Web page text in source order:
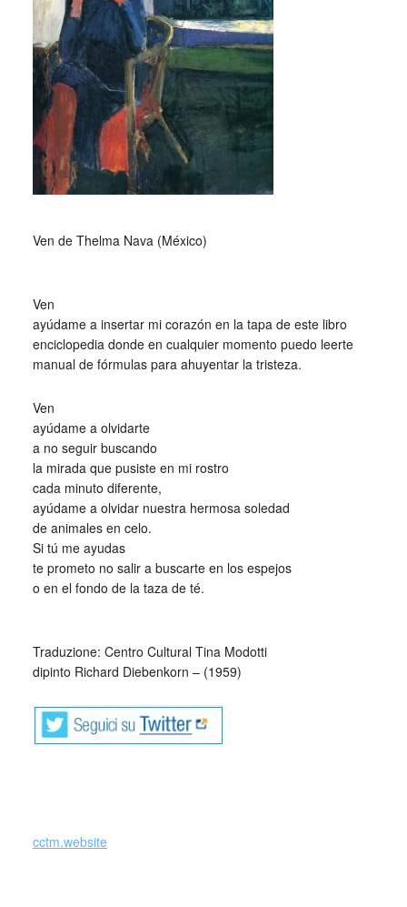
Ven de Thelma Nava (México)
Ven
ayúdame a insertar mi corazón en la tapa de este libro
enciclopedia donde en cualquier momento puedo leerte
manual de fórmulas para ahuyentar la tristeza.
Ven
ayúdame a olvidarte
a no seguir buscando
la mirada que pusiste en mi rostro
cada minuto diferente,
ayúdame a olvidar nuestra hermosa soledad
de animales en celo.
Si tú me ayudas
te prometo no salir a buscarte en los espejos
o en el fondo de la taza de té.
Traduzione: Centro Cultural Tina Modotti
dipinto Richard Diebenkorn – (1959)
cctm.website